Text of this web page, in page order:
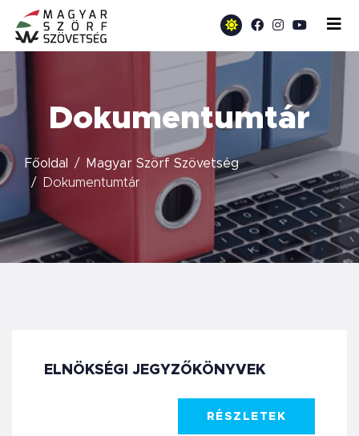
Dokumentumtár
Főoldal
Magyar Szörf Szövetség
Dokumentumtár
ELNÖKSÉGI JEGYZŐKÖNYVEK
RÉSZLETEK